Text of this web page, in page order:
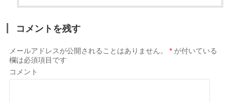
コメントを残す
メールアドレスが公開されることはありません。 * が付いている
欄は必須項目です
コメント